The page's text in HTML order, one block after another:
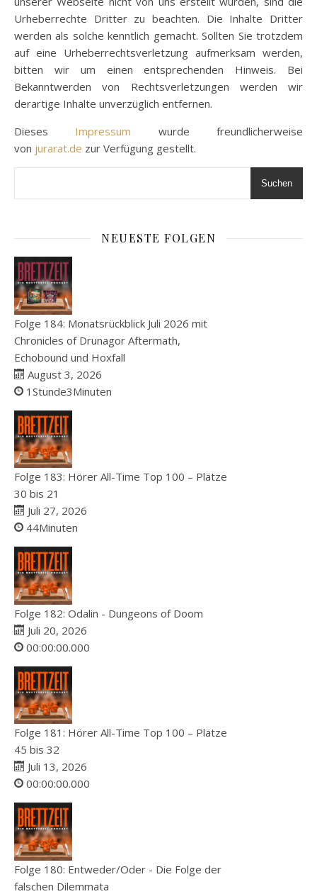
Urheberrechte Dritter zu beachten. Die Inhalte Dritter
werden als solche kenntlich gemacht. Sollten Sie trotzdem
auf eine Urheberrechtsverletzung aufmerksam werden,
bitten wir um einen entsprechenden Hinweis. Bei
Bekanntwerden von Rechtsverletzungen werden wir
derartige Inhalte unverzüglich entfernen.
Dieses Impressum wurde freundlicherweise
von jurarat.de zur Verfügung gestellt.
Suchen
NEUESTE FOLGEN
Folge 184: Monatsrückblick Juli 2026 mit
Chronicles of Drunagor Aftermath,
Echobound und Hoxfall
August 3, 2026
1Stunde3Minuten
Folge 183: Hörer All-Time Top 100 – Plätze
30 bis 21
Juli 27, 2026
44Minuten
Folge 182: Odalin - Dungeons of Doom
Juli 20, 2026
00:00:00.000
Folge 181: Hörer All-Time Top 100 – Plätze
45 bis 32
Juli 13, 2026
00:00:00.000
Folge 180: Entweder/Oder - Die Folge der
falschen Dilemmata